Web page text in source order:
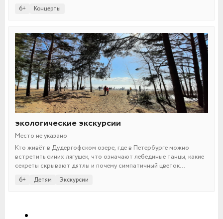
выдающиеся композиции в разных музыкальных стилях.
6+ Концерты
экологические экскурсии
Место не указано
Кто живёт в Дудергофском озере, где в Петербурге можно
встретить синих лягушек, что означают лебединые танцы, какие
секреты скрывают дятлы и почему симпатичный цветок
водокрас называют лягушачьей смертью? На эти и многие другие
вопросы отвечают авторы и ведущие экологических экскурсий
6+ Детям Экскурсии